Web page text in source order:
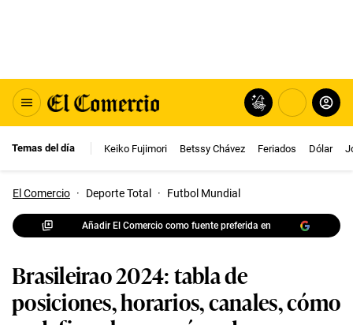
Temas del día Keiko Fujimori Betssy Chávez Feriados Dólar
El Comercio · Deporte Total · Futbol Mundial
Añadir El Comercio como fuente preferida en
Brasileirao 2024: tabla de
posiciones, horarios, canales, cómo